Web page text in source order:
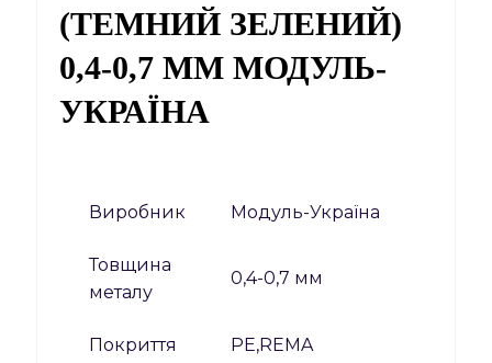
(ТЕМНИЙ ЗЕЛЕНИЙ)
0,4-0,7 ММ МОДУЛЬ-
УКРАЇНА
Виробник Модуль-Україна
Товщина
металу
0,4-0,7 мм
Покриття PE,REMA